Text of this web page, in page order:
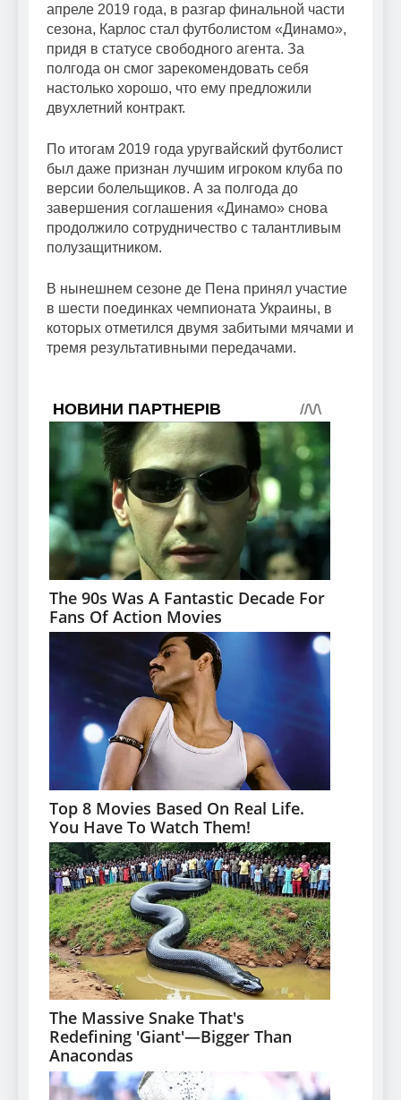
апреле 2019 года, в разгар финальной части
сезона, Карлос стал футболистом «Динамо»,
придя в статусе свободного агента. За
полгода он смог зарекомендовать себя
настолько хорошо, что ему предложили
двухлетний контракт.
По итогам 2019 года уругвайский футболист
был даже признан лучшим игроком клуба по
версии болельщиков. А за полгода до
завершения соглашения «Динамо» снова
продолжило сотрудничество с талантливым
полузащитником.
В нынешнем сезоне де Пена принял участие
в шести поединках чемпионата Украины, в
которых отметился двумя забитыми мячами и
тремя результативными передачами.